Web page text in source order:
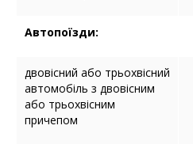
Автопоїзди:
двовісний або трьохвісний
автомобіль з двовісним
або трьохвісним
причепом